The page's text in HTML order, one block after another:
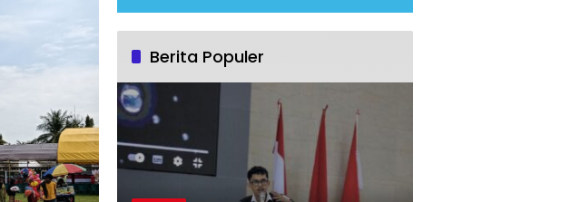
Berita Populer